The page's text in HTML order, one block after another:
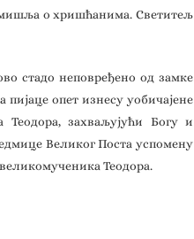
о хришћанима. Светитељ
стадо неповређено од замке
опет изнесу уобичајене
захваљујући Богу и
Великог Поста успомену
Теодора.